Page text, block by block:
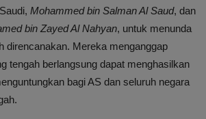
Mohammed bin Salman Al Saud, dan
bin Zayed Al Nahyan, untuk menunda
direncanakan. Mereka menganggap
tengah berlangsung dapat menghasilkan
bagi AS dan seluruh negara